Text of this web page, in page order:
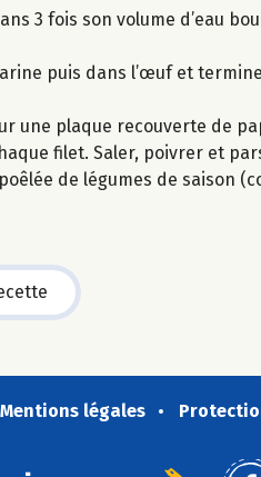
3 fois son volume d’eau
puis dans l’œuf et
une plaque recouverte de
filet. Saler, poivrer et
de légumes de saison
Mentions légales